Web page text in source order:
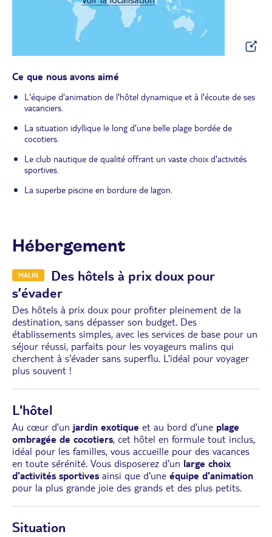
Ce que nous avons aimé
L'équipe d'animation de l'hôtel dynamique et à l'écoute de ses
vacanciers.
La situation idyllique le long d'une belle plage bordée de
cocotiers.
Le club nautique de qualité offrant un vaste choix d'activités
sportives.
La superbe piscine en bordure de lagon.
Hébergement
MALIN
Des hôtels à prix doux pour
s’évader
Des hôtels à prix doux pour profiter pleinement de la
destination, sans dépasser son budget. Des
établissements simples, avec les services de base pour un
séjour réussi, parfaits pour les voyageurs malins qui
cherchent à s'évader sans superflu. L’idéal pour voyager
plus souvent !
L'hôtel
Au cœur d’un jardin exotique et au bord d’une plage
ombragée de cocotiers, cet hôtel en formule tout inclus,
idéal pour les familles, vous accueille pour des vacances
en toute sérénité. Vous disposerez d'un large choix
d'activités sportives ainsi que d'une équipe d'animation
pour la plus grande joie des grands et des plus petits.
Situation